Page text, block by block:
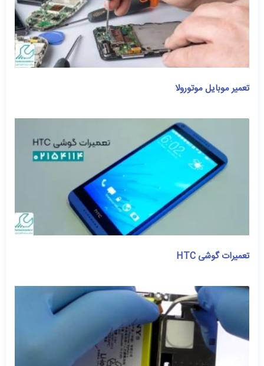
تعمیر موبایل موتورولا
تعمیرات گوشی HTC